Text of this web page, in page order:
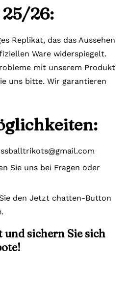
26:
Replikat, das das Aussehen
Ware widerspiegelt.
mit unserem Produkt
uns bitte. Wir garantieren
Sie uns bei Fragen oder
den Jetzt chatten-Button
und sichern Sie sich